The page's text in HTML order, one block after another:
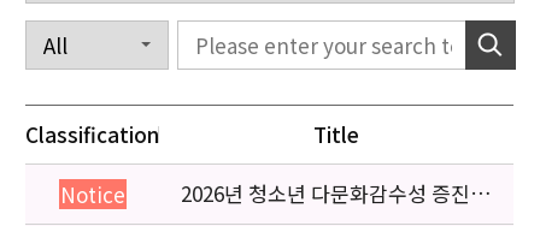
Classification Title
Notice
2026년 청소년 다문화감수성 증진